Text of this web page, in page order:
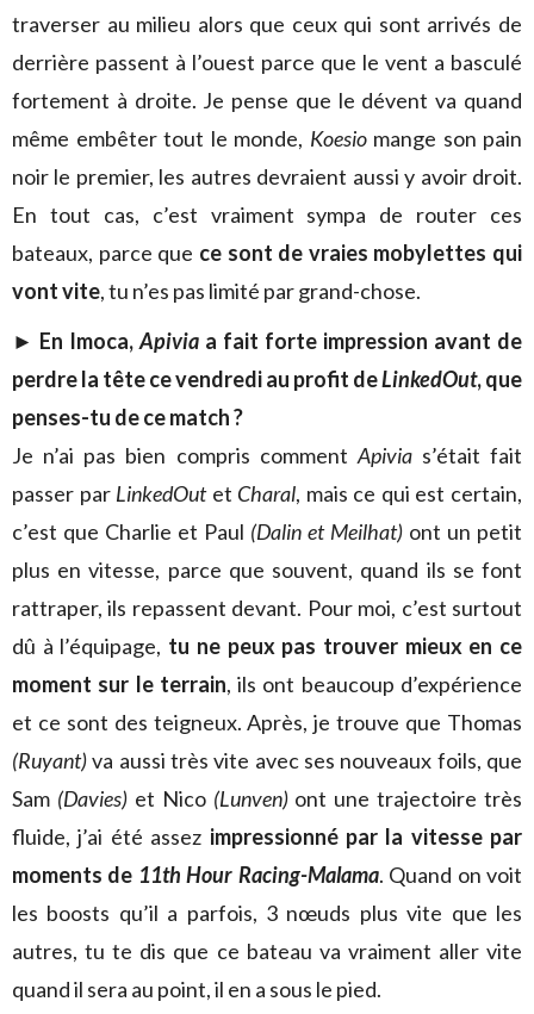
traverser au milieu alors que ceux qui sont arrivés de
derrière passent à l’ouest parce que le vent a basculé
fortement à droite. Je pense que le dévent va quand
même embêter tout le monde, Koesiomange son pain
noir le premier, les autres devraient aussi y avoir droit.
En tout cas, c’est vraiment sympa de router ces
bateaux, parce que ce sont de vraies mobylettes qui
vont vite, tu n’es pas limité par grand-chose.
► En Imoca, Apivia a fait forte impression avant de
perdre la tête ce vendredi au profit deLinkedOut, que
penses-tu de ce match ?
Je n’ai pas bien compris comment Apivias’était fait
passer par LinkedOutet Charal, mais ce qui est certain,
c’est que Charlie et Paul (Dalin et Meilhat) ont un petit
plus en vitesse, parce que souvent, quand ils se font
rattraper, ils repassent devant. Pour moi, c’est surtout
dû à l’équipage, tu ne peux pas trouver mieux en ce
moment sur le terrain, ils ont beaucoup d’expérience
et ce sont des teigneux. Après, je trouve que Thomas
(Ruyant)va aussi très vite avec ses nouveaux foils, que
Sam (Davies) et Nico (Lunven)ont une trajectoire très
fluide, j’ai été assez impressionné par la vitesse par
moments de 11th Hour Racing-Malama. Quand on voit
les boosts qu’il a parfois, 3 nœuds plus vite que les
autres, tu te dis que ce bateau va vraiment aller vite
quand il sera au point, il en a sous le pied.